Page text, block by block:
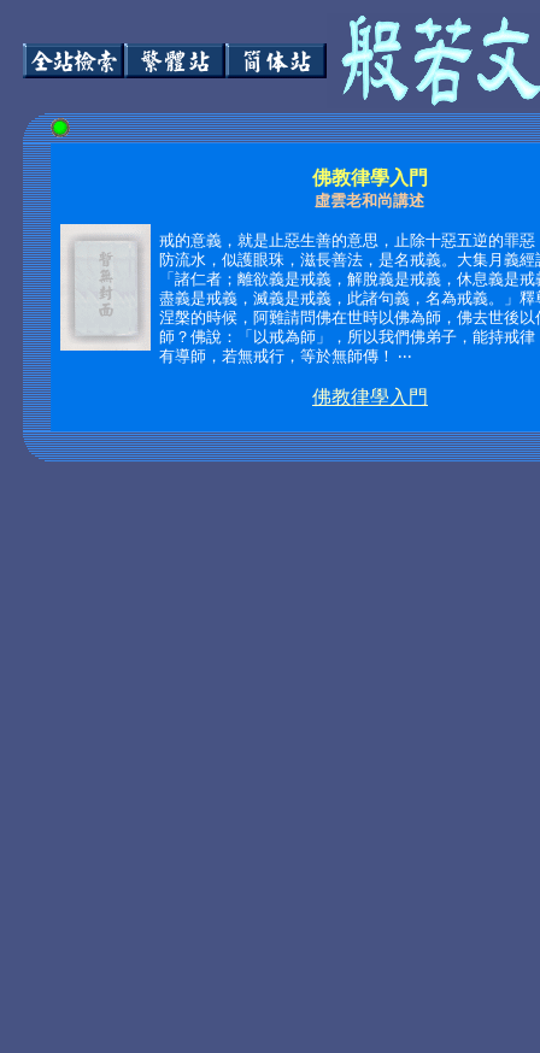
佛教律學入門
虛雲老和尚講述
戒的意義，就是止惡生善的意思，止除十惡五逆的罪惡
防流水，似護眼珠，滋長善法，是名戒義。大集月義經
「諸仁者；離欲義是戒義，解脫義是戒義，休息義是戒
盡義是戒義，滅義是戒義，此諸句義，名為戒義。」釋
涅槃的時候，阿難請問佛在世時以佛為師，佛去世後以
師？佛說：「以戒為師」，所以我們佛弟子，能持戒律
有導師，若無戒行，等於無師傳！ ‧‧‧
佛教律學入門